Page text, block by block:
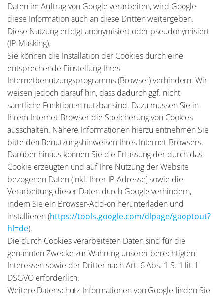
Daten im Auftrag von Google verarbeiten, wird Google
diese Information auch an diese Dritten weitergeben.
Diese Nutzung erfolgt anonymisiert oder pseudonymisiert
(IP-Masking).
Sie können die Installation der Cookies durch eine
entsprechende Einstellung Ihres
Internetbenutzungsprogramms (Browser) verhindern. Wir
weisen jedoch darauf hin, dass dadurch ggf. nicht
sämtliche Funktionen nutzbar sind. Dazu müssen Sie in
Ihrem Internet-Browser die Speicherung von Cookies
ausschalten. Nähere Informationen hierzu entnehmen Sie
bitte den Benutzungshinweisen Ihres Internet-Browsers.
Darüber hinaus können Sie die Erfassung der durch das
Cookie erzeugten und auf Ihre Nutzung der Website
bezogenen Daten (inkl. Ihrer IP-Adresse) sowie die
Verarbeitung dieser Daten durch Google verhindern,
indem Sie ein Browser-Add-on herunterladen und
installieren (https://tools.google.com/dlpage/gaoptout?
hl=de).
Die durch Cookies verarbeiteten Daten sind für die
genannten Zwecke zur Wahrung unserer berechtigten
Interessen sowie der Dritter nach Art. 6 Abs. 1 S. 1 lit. f
DSGVO erforderlich.
Weitere Datenschutz-Informationen von Google finden Sie